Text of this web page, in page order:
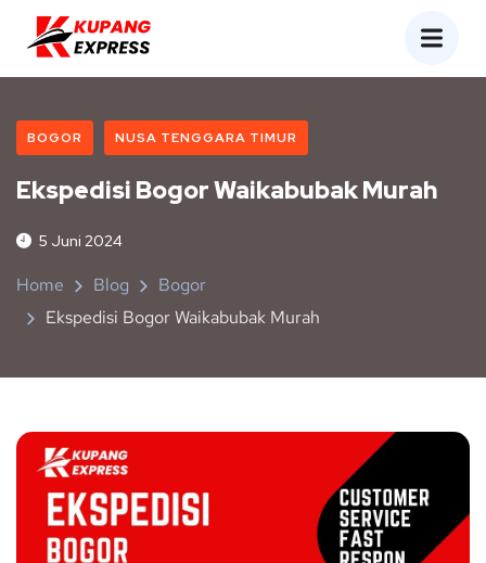
BOGOR NUSA TENGGARA TIMUR
Ekspedisi Bogor Waikabubak Murah
5 Juni 2024
Home Blog
Bogor
Ekspedisi Bogor Waikabubak Murah